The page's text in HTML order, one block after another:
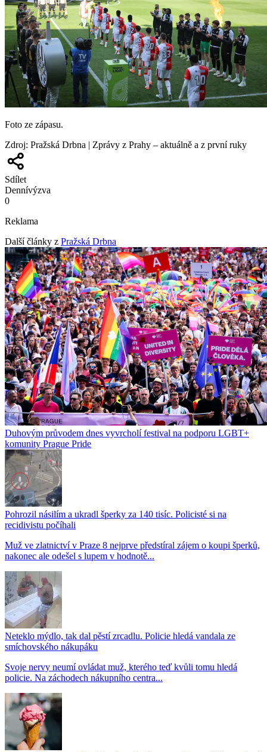
Foto ze zápasu.
Zdroj: Pražská Drbna | Zprávy z Prahy – aktuálně a z první ruky
Sdílet
Dennívýzva
0
Reklama
Další články z Pražská Drbna
Duhovým průvodem dnes vyvrcholí festival na podporu LGBT+
komunity Prague Pride
Pohrozil násilím a ukradl šperky za 140 tisíc. Policisté si na
recidivistu počíhali
Muž ve zlatnictví v Praze 8 nejprve předstíral zájem o koupi šperků,
nakonec ale odešel s lupem v hodnotě...
Neteklo mýdlo, tak dal pěstí zrcadlu. Policie hledá vandala ze
smíchovského nákupáku
Svoje nervy neumí ovládat muž, kterého teď kvůli tomu hledá
policie. Na záchodech nákupního centra...